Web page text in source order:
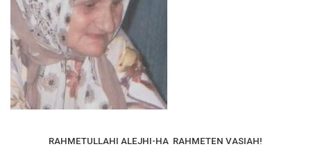
RAHMETULLAHI ALEJHI-HA RAHMETEN VASIAH!